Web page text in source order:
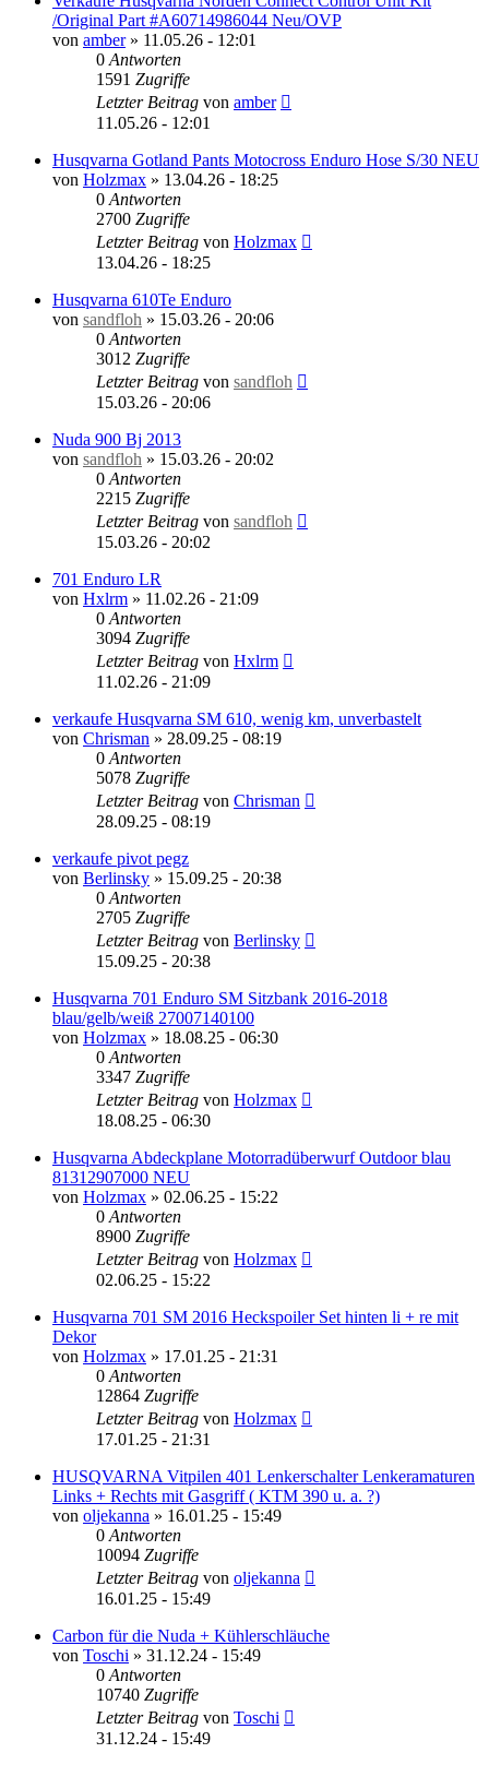
/Original Part #A60714986044 Neu/OVP
von amber» 11.05.26 - 12:01
0 Antworten
1591 Zugriffe
Letzter Beitrag von amber
11.05.26 - 12:01
Husqvarna Gotland Pants Motocross Enduro Hose S/30 NEU
von Holzmax » 13.04.26 - 18:25
0 Antworten
2700 Zugriffe
Letzter Beitrag von Holzmax
13.04.26 - 18:25
Husqvarna 610Te Enduro
von sandfloh » 15.03.26 - 20:06
0 Antworten
3012 Zugriffe
Letzter Beitrag von sandfloh
15.03.26 - 20:06
Nuda 900 Bj 2013
von sandfloh » 15.03.26 - 20:02
0 Antworten
2215 Zugriffe
Letzter Beitrag von sandfloh
15.03.26 - 20:02
701 Enduro LR
von Hxlrm » 11.02.26 - 21:09
0 Antworten
3094 Zugriffe
Letzter Beitrag von Hxlrm
11.02.26 - 21:09
verkaufe Husqvarna SM 610, wenig km, unverbastelt
von Chrisman » 28.09.25 - 08:19
0 Antworten
5078 Zugriffe
Letzter Beitrag von Chrisman
28.09.25 - 08:19
verkaufe pivot pegz
von Berlinsky » 15.09.25 - 20:38
0 Antworten
2705 Zugriffe
Letzter Beitrag von Berlinsky
15.09.25 - 20:38
Husqvarna 701 Enduro SM Sitzbank 2016-2018
blau/gelb/weiß 27007140100
von Holzmax » 18.08.25 - 06:30
0 Antworten
3347 Zugriffe
Letzter Beitrag von Holzmax
18.08.25 - 06:30
Husqvarna Abdeckplane Motorradüberwurf Outdoor blau
81312907000 NEU
von Holzmax » 02.06.25 - 15:22
0 Antworten
8900 Zugriffe
Letzter Beitrag von Holzmax
02.06.25 - 15:22
Husqvarna 701 SM 2016 Heckspoiler Set hinten li + re mit
Dekor
von Holzmax » 17.01.25 - 21:31
0 Antworten
12864 Zugriffe
Letzter Beitrag von Holzmax
17.01.25 - 21:31
HUSQVARNA Vitpilen 401 Lenkerschalter Lenkeramaturen
Links + Rechts mit Gasgriff ( KTM 390 u. a. ?)
von oljekanna » 16.01.25 - 15:49
0 Antworten
10094 Zugriffe
Letzter Beitrag von oljekanna
16.01.25 - 15:49
Carbon für die Nuda + Kühlerschläuche
von Toschi » 31.12.24 - 15:49
0 Antworten
10740 Zugriffe
Letzter Beitrag von Toschi
31.12.24 - 15:49